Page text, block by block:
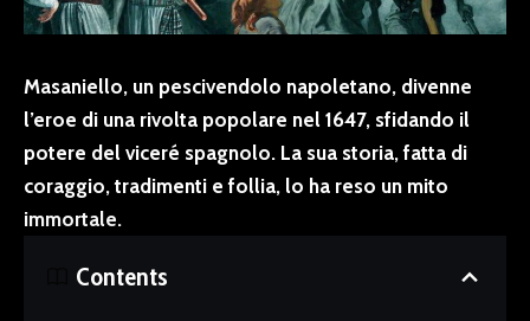
Masaniello, un pescivendolo napoletano, divenne
l’eroe di una rivolta popolare nel 1647, sfidando il
potere del viceré spagnolo. La sua storia, fatta di
coraggio, tradimenti e follia, lo ha reso un mito
immortale.
Contents